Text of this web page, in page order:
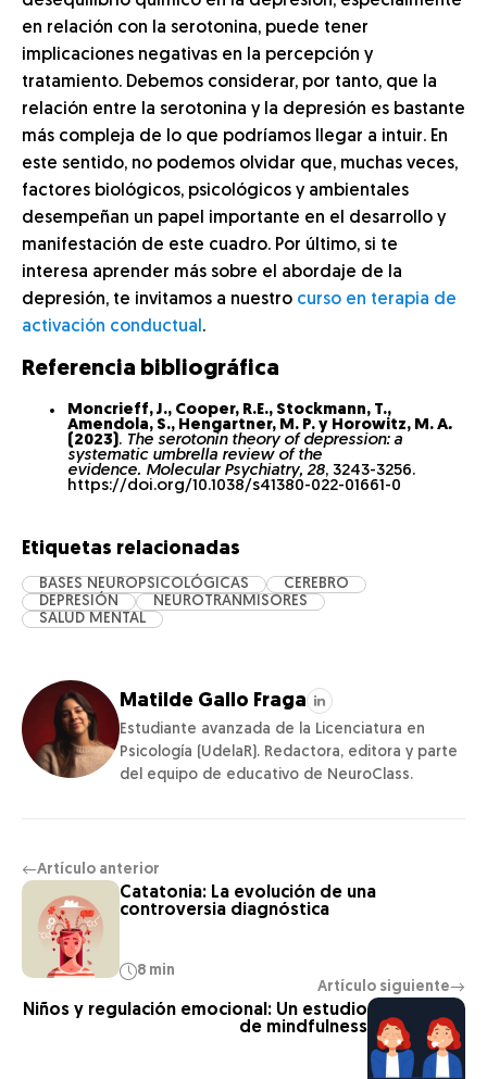
en relación con la serotonina, puede tener
implicaciones negativas en la percepción y
tratamiento. Debemos considerar, por tanto, que la
relación entre la serotonina y la depresión es bastante
más compleja de lo que podríamos llegar a intuir. En
este sentido, no podemos olvidar que, muchas veces,
factores biológicos, psicológicos y ambientales
desempeñan un papel importante en el desarrollo y
manifestación de este cuadro. Por último, si te
interesa aprender más sobre el abordaje de la
depresión, te invitamos a nuestro curso en terapia de
activación conductual .
Referencia bibliográfica
Moncrieff, J., Cooper, R.E., Stockmann, T.,
Amendola, S., Hengartner, M. P. y Horowitz, M. A.
(2023). The serotonin theory of depression: a
systematic umbrella review of the
evidence. Molecular Psychiatry, 28, 3243-3256.
https://doi.org/10.1038/s41380-022-01661-0
Etiquetas relacionadas
BASES NEUROPSICOLÓGICAS
CEREBRO
DEPRESIÓN
NEUROTRANMISORES
SALUD MENTAL
Matilde Gallo Fraga
Estudiante avanzada de la Licenciatura en
Psicología (UdelaR). Redactora, editora y parte
del equipo de educativo de NeuroClass.
←Artículo anterior
Catatonia: La evolución de una
controversia diagnóstica
8 min
Artículo siguiente→
Niños y regulación emocional: Un estudio
de mindfulness